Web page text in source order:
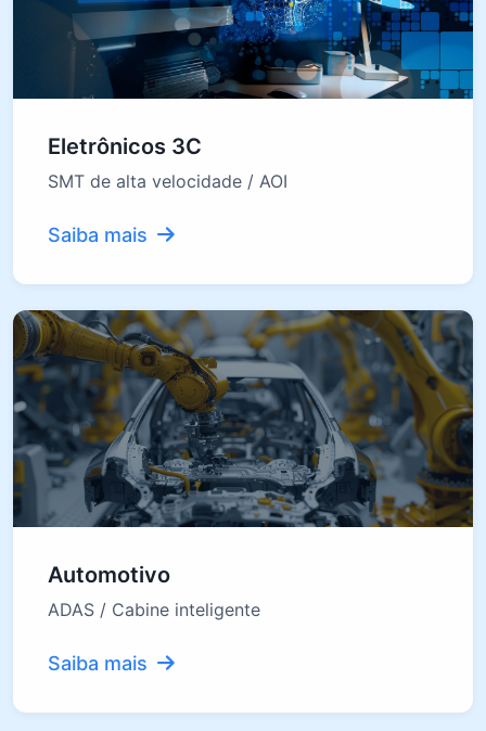
Eletrônicos 3C
SMT de alta velocidade / AOI
Saiba mais
Automotivo
ADAS / Cabine inteligente
Saiba mais